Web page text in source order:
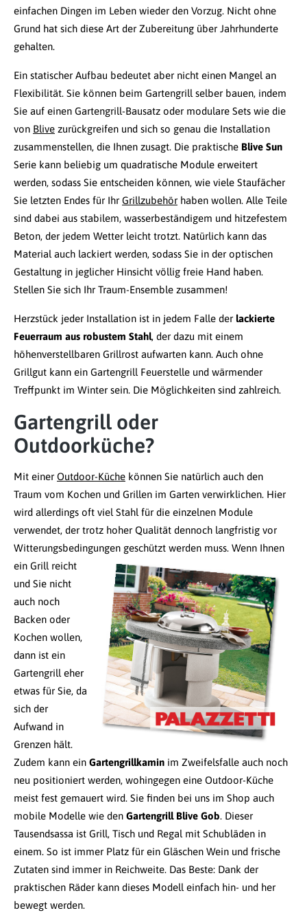
einfachen Dingen im Leben wieder den Vorzug. Nicht ohne
Grund hat sich diese Art der Zubereitung über Jahrhunderte
gehalten.
Ein statischer Aufbau bedeutet aber nicht einen Mangel an
Flexibilität. Sie können beim Gartengrill selber bauen, indem
Sie auf einen Gartengrill-Bausatz oder modulare Sets wie die
von Blive zurückgreifen und sich so genau die Installation
zusammenstellen, die Ihnen zusagt. Die praktische Blive Sun
Serie kann beliebig um quadratische Module erweitert
werden, sodass Sie entscheiden können, wie viele Staufächer
Sie letzten Endes für Ihr Grillzubehör haben wollen. Alle Teile
sind dabei aus stabilem, wasserbeständigem und hitzefestem
Beton, der jedem Wetter leicht trotzt. Natürlich kann das
Material auch lackiert werden, sodass Sie in der optischen
Gestaltung in jeglicher Hinsicht völlig freie Hand haben.
Stellen Sie sich Ihr Traum-Ensemble zusammen!
Herzstück jeder Installation ist in jedem Falle der lackierte
Feuerraum aus robustem Stahl, der dazu mit einem
höhenverstellbaren Grillrost aufwarten kann. Auch ohne
Grillgut kann ein Gartengrill Feuerstelle und wärmender
Treffpunkt im Winter sein. Die Möglichkeiten sind zahlreich.
Gartengrill oder
Outdoorküche?
Mit einer Outdoor-Küche können Sie natürlich auch den
Traum vom Kochen und Grillen im Garten verwirklichen. Hier
wird allerdings oft viel Stahl für die einzelnen Module
verwendet, der trotz hoher Qualität dennoch langfristig vor
Witterungsbedingungen geschützt werden muss. Wenn Ihnen
ein Grill reicht
und Sie nicht
auch noch
Backen oder
Kochen wollen,
dann ist ein
Gartengrill eher
etwas für Sie, da
sich der
Aufwand in
Grenzen hält.
Zudem kann ein Gartengrillkamin im Zweifelsfalle auch noch
neu positioniert werden, wohingegen eine Outdoor-Küche
meist fest gemauert wird. Sie finden bei uns im Shop auch
mobile Modelle wie den Gartengrill Blive Gob. Dieser
Tausendsassa ist Grill, Tisch und Regal mit Schubläden in
einem. So ist immer Platz für ein Gläschen Wein und frische
Zutaten sind immer in Reichweite. Das Beste: Dank der
praktischen Räder kann dieses Modell einfach hin- und her
bewegt werden.